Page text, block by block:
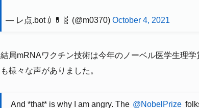
— レ点.bot💉💊🧬 (@m0370) October 4, 2021
結局mRNAワクチン技術は今年のノーベル医学生理
も様々な声がありました。
And *that* is why I am angry. The @NobelPrize